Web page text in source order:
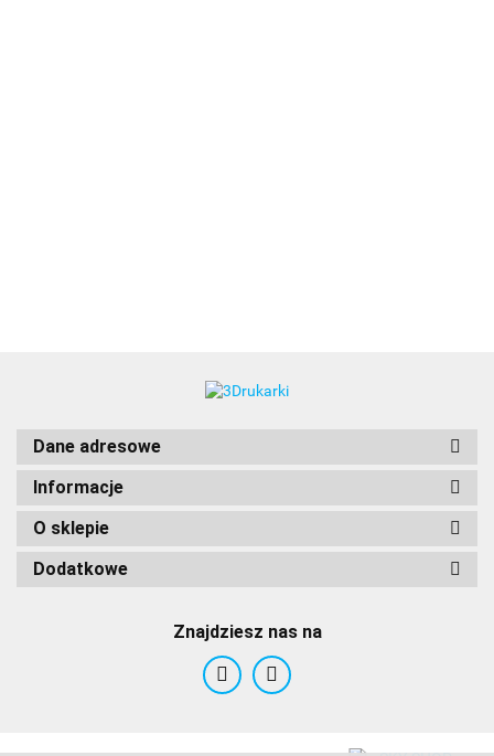
Dane adresowe
Informacje
O sklepie
Dodatkowe
Znajdziesz nas na